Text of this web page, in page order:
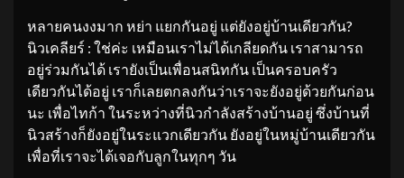
หลายคนงงมาก หย่า แยกกันอยู่ แต่ยังอยู่บ้านเดียวกัน?
นิวเคลียร์ : ใช่ค่ะ เหมือนเราไม่ได้เกลียดกัน เราสามารถ
อยู่ร่วมกันได้ เรายังเป็นเพื่อนสนิทกัน เป็นครอบครัว
เดียวกันได้อยู่ เราก็เลยตกลงกันว่าเราจะยังอยู่ด้วยกันก่อน
นะ เพื่อไทก้า ในระหว่างที่นิวกำลังสร้างบ้านอยู่ ซึ่งบ้านที่
นิวสร้างก็ยังอยู่ในระแวกเดียวกัน ยังอยู่ในหมู่บ้านเดียวกัน
เพื่อที่เราจะได้เจอกับลูกในทุกๆ วัน